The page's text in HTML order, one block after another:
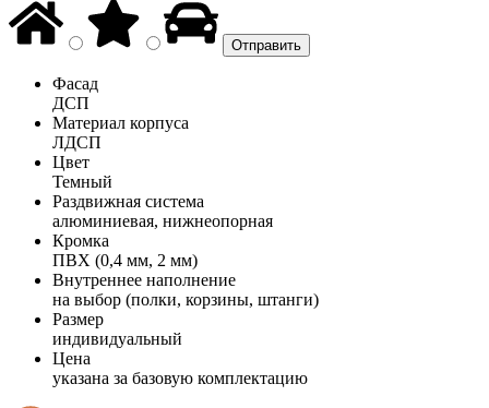
Фасад
ДСП
Материал корпуса
ЛДСП
Цвет
Темный
Раздвижная система
алюминиевая, нижнеопорная
Кромка
ПВХ (0,4 мм, 2 мм)
Внутреннее наполнение
на выбор (полки, корзины, штанги)
Размер
индивидуальный
Цена
указана за базовую комплектацию